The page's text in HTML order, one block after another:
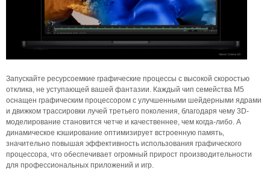
Запускайте ресурсоемкие графические процессы с высокой скоростью
отклика, не уступающей вашей фантазии. Каждый чип семейства M5
оснащен графическим процессором с улучшенными шейдерными ядрами
и движком трассировки лучей третьего поколения, благодаря чему 3D-
моделирование становится четче и качественнее, чем когда-либо. А
динамическое кэширование оптимизирует встроенную память,
значительно повышая эффективность использования графического
процессора, что обеспечивает огромный прирост производительности
для профессиональных приложений и игр.